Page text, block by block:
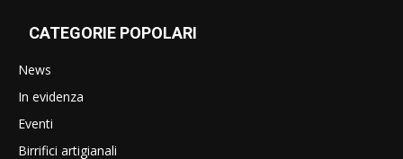
CATEGORIE POPOLARI
News
In evidenza
Eventi
Birrifici artigianali